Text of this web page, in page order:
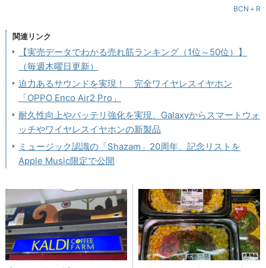
BCN＋R
関連リンク
【実売データでわかる売れ筋ランキング（1位～50位）】
（毎週木曜日更新）
迫力あるサウンドを実現！ 完全ワイヤレスイヤホン
「OPPO Enco Air2 Pro」
耐久性向上やバッテリ強化を実現、Galaxyからスマートウォ
ッチやワイヤレスイヤホンの新製品
ミュージック認識の「Shazam」20周年、記念リストを
Apple Music限定で公開